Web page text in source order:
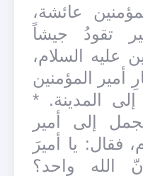
عائشة،
تقودُ جيشاً
عليه السلام،
أمير المؤمنين
إلى المدينة. *
إلى أمير
فقال: يا أميرَ
الله واحد؟